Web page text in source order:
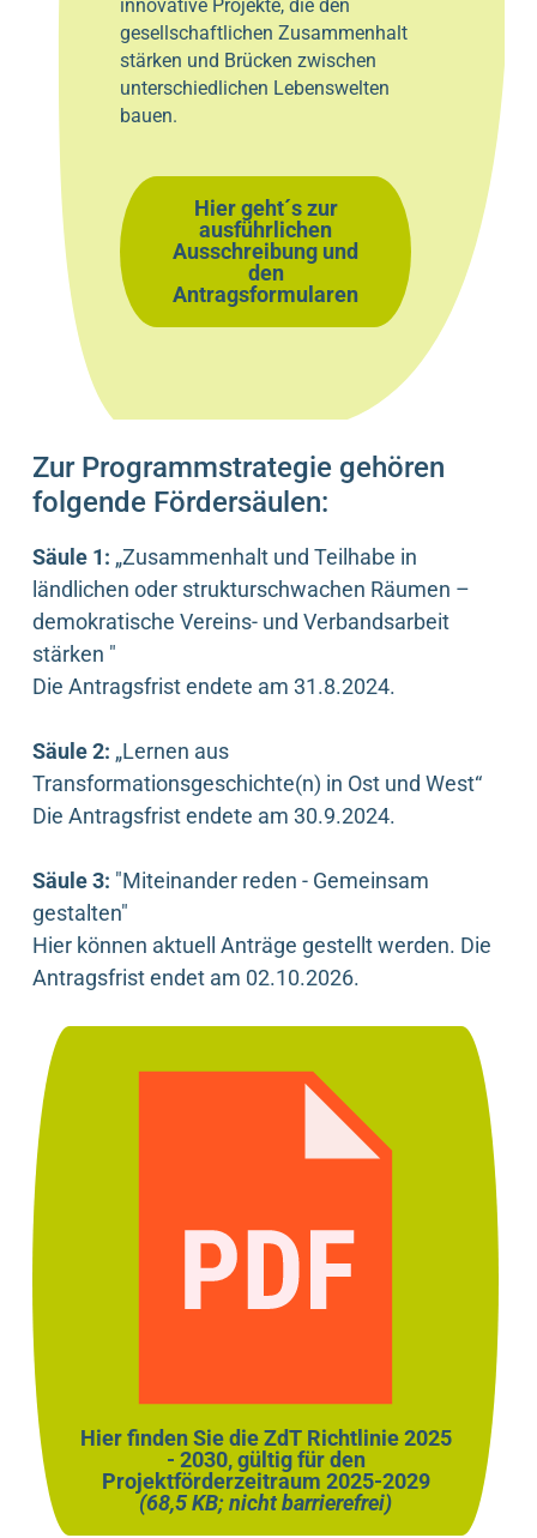
innovative Projekte, die den
gesellschaftlichen Zusammenhalt
stärken und Brücken zwischen
unterschiedlichen Lebenswelten
bauen.
Hier geht´s zur
ausführlichen
Ausschreibung und
den
Antragsformularen
Zur Programmstrategie gehören
folgende Fördersäulen:
Säule 1: „Zusammenhalt und Teilhabe in
ländlichen oder strukturschwachen Räumen –
demokratische Vereins- und Verbandsarbeit
stärken "
Die Antragsfrist endete am 31.8.2024.
Säule 2: „Lernen aus
Transformationsgeschichte(n) in Ost und West“
Die Antragsfrist endete am 30.9.2024.
Säule 3: "Miteinander reden - Gemeinsam
gestalten"
Hier können aktuell Anträge gestellt werden. Die
Antragsfrist endet am 02.10.2026.
Hier finden Sie die ZdT Richtlinie 2025
- 2030, gültig für den
Projektförderzeitraum 2025-2029
(68,5 KB; nicht barrierefrei)